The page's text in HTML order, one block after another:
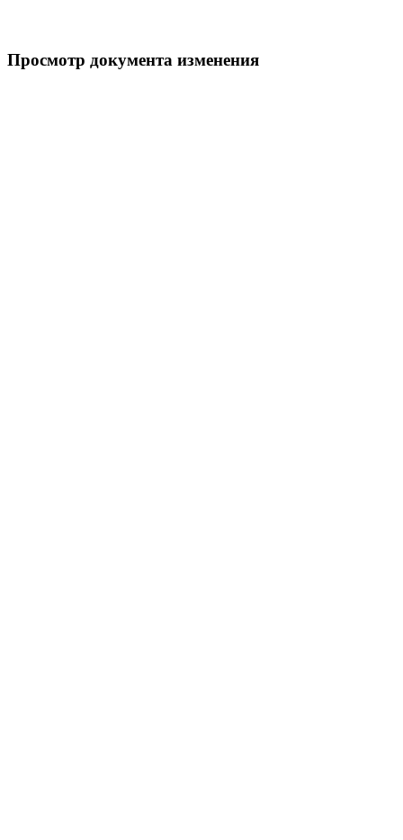
Просмотр документа изменения